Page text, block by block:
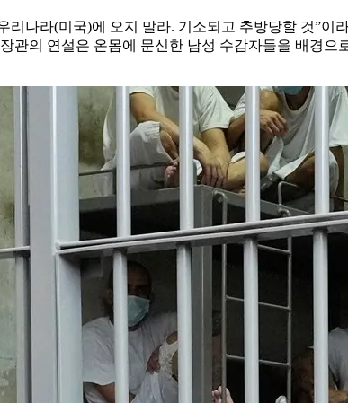
리나라(미국)에 오지 말라. 기소되고 추방당할 것”
관의 연설은 온몸에 문신한 남성 수감자들을 배경으